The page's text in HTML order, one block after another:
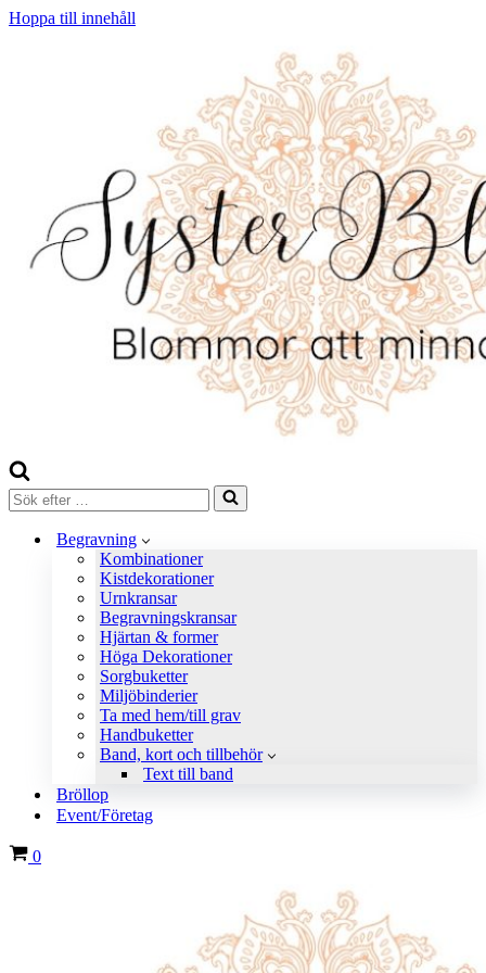
Hoppa till innehåll
Sök
efter
Begravning
Kombinationer
Kistdekorationer
Urnkransar
Begravningskransar
Hjärtan & former
Höga Dekorationer
Sorgbuketter
Miljöbinderier
Ta med hem/till grav
Handbuketter
Band, kort och tillbehör
Text till band
Bröllop
Event/Företag
Varukorg
0